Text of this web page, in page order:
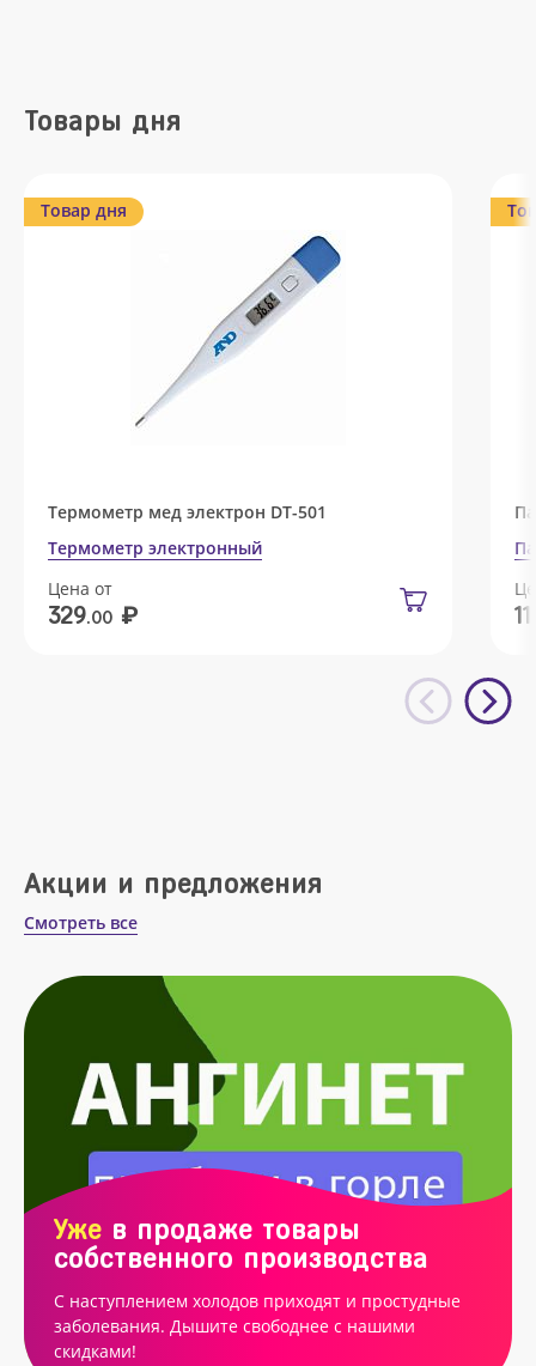
Товары дня
Товар дня
Термометр мед электрон DT-501
Термометр электронный
Цена от
329.00 ₽ 11
Акции и предложения
Смотреть все
Уже в продаже товары
собственного производства
С наступлением холодов приходят и простудные
заболевания. Дышите свободнее с нашими
скидками!